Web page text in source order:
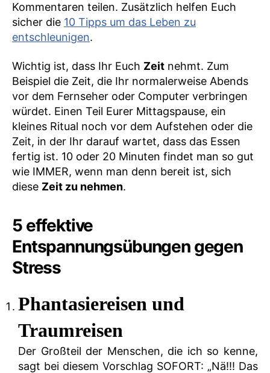
Kommentaren teilen. Zusätzlich helfen Euch
sicher die 10 Tipps um das Leben zu
entschleunigen.
Wichtig ist, dass Ihr Euch Zeit nehmt. Zum
Beispiel die Zeit, die Ihr normalerweise Abends
vor dem Fernseher oder Computer verbringen
würdet. Einen Teil Eurer Mittagspause, ein
kleines Ritual noch vor dem Aufstehen oder die
Zeit, in der Ihr darauf wartet, dass das Essen
fertig ist. 10 oder 20 Minuten findet man so gut
wie IMMER, wenn man denn bereit ist, sich
diese Zeit zu nehmen.
5 effektive
Entspannungsübungen gegen
Stress
Phantasiereisen und
Traumreisen
Der Großteil der Menschen, die ich so kenne,
sagt bei diesem Vorschlag SOFORT: „Nä!!! Das